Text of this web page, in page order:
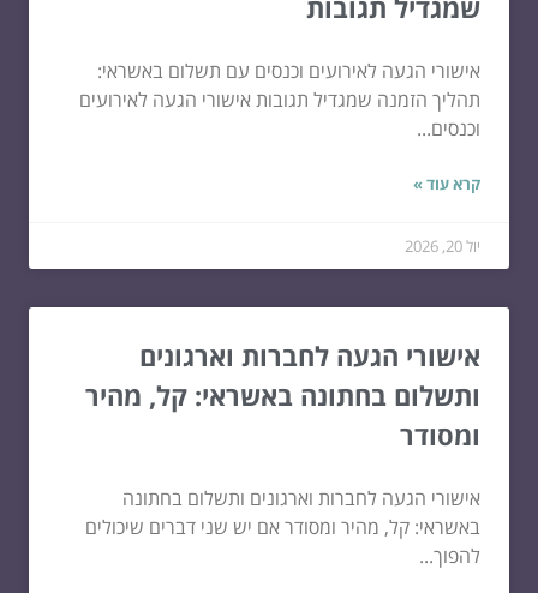
שמגדיל תגובות
אישורי הגעה לאירועים וכנסים עם תשלום באשראי:
תהליך הזמנה שמגדיל תגובות אישורי הגעה לאירועים
וכנסים...
קרא עוד »
יול 20, 2026
אישורי הגעה לחברות וארגונים
ותשלום בחתונה באשראי: קל, מהיר
ומסודר
אישורי הגעה לחברות וארגונים ותשלום בחתונה
באשראי: קל, מהיר ומסודר אם יש שני דברים שיכולים
להפוך...